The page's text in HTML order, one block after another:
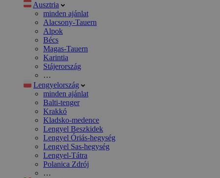
Ausztria
minden ajánlat
Alacsony-Tauern
Alpok
Bécs
Magas-Tauern
Karintia
Stájerország
…
Lengyelország
minden ajánlat
Balti-tenger
Krakkó
Kladsko-medence
Lengyel Beszkidek
Lengyel Óriás-hegység
Lengyel Sas-hegység
Lengyel-Tátra
Polanica Zdrój
…